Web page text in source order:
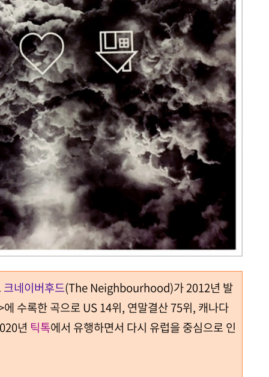
크네이버후드(The Neighbourhood)가 2012년 발
수록한 곡으로 US 14위, 연말결산 75위, 캐나다
년 틱톡에서 유행하면서 다시 유럽을 중심으로 인